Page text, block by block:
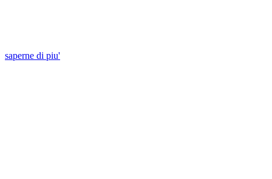
saperne di piu'